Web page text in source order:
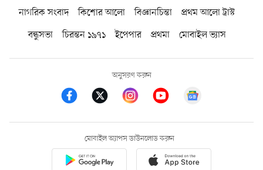
নাগরিক সংবাদ কিশোর আলো বিজ্ঞানচিন্তা
প্রথম আলো ট্রাস্ট
বন্ধুসভা
চিরন্তন ১৯৭১ ইপেপার প্রথমা মোবাইল ভ্যাস
অনুসরণ করুন
মোবাইল অ্যাপস ডাউনলোড করুন